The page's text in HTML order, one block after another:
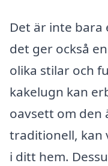
Det är inte
det ger också
olika stilar och
kakelugn kan
oavsett om den
traditionell, kan
i ditt hem.